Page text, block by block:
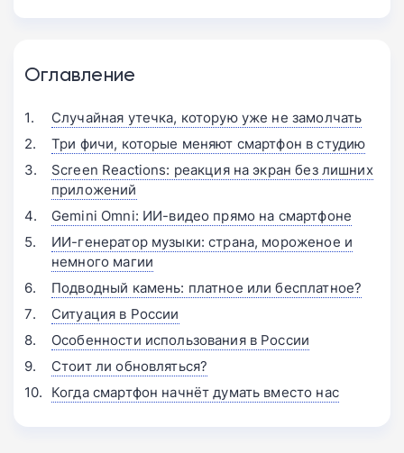
Оглавление
Случайная утечка, которую уже не замолчать
Три фичи, которые меняют смартфон в студию
Screen Reactions: реакция на экран без лишних
приложений
Gemini Omni: ИИ-видео прямо на смартфоне
ИИ-генератор музыки: страна, мороженое и
немного магии
Подводный камень: платное или бесплатное?
Ситуация в России
Особенности использования в России
Стоит ли обновляться?
Когда смартфон начнёт думать вместо нас